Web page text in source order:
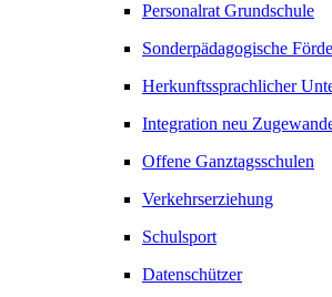
Personalrat Grundschule
Sonderpädagogische
Herkunftssprachlicher
Integration neu
Offene Ganztagsschulen
Verkehrserziehung
Schulsport
Datenschützer